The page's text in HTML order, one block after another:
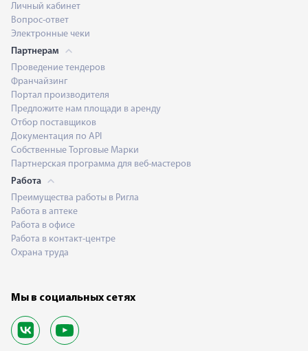
Личный кабинет
Вопрос-ответ
Электронные чеки
Партнерам
Проведение тендеров
Франчайзинг
Портал производителя
Предложите нам площади в аренду
Отбор поставщиков
Документация по API
Собственные Торговые Марки
Партнерская программа для веб-мастеров
Работа
Преимущества работы в Ригла
Работа в аптеке
Работа в офисе
Работа в контакт-центре
Охрана труда
Мы в социальных сетях